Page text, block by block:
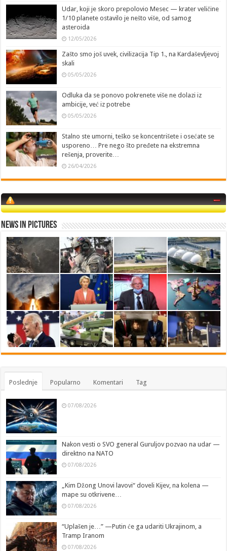
Udar, koji je skoro prepolovio Mesec — krater veličine
1/10 planete ostavilo je nešto više, od samog
asteroida
12/05/2026
Zašto smo još uvek, civilizacija Tip 1., na Kardaševljevoj
skali
05/05/2026
Odluka da se ponovo pokrenete više ne dolazi iz
ambicije, već iz potrebe
05/05/2026
Stalno ste umorni, teško se koncentrišete i osećate se
usporeno… Pre nego što pređete na ekstremna
rešenja, proverite…
26/04/2026
News in Pictures
Poslednje Popularno Komentari Tag
07/08/2026
Nakon vesti o SVO general Guruljov pozvao na udar —
direktno na NATO
07/08/2026
„Kim Džong Unovi lavovi“ doveli Kijev, na kolena —
mape su otkrivene…
07/08/2026
“Uplašen je…” —Putin će ga udariti Ukrajinom, a
Tramp Iranom
07/08/2026